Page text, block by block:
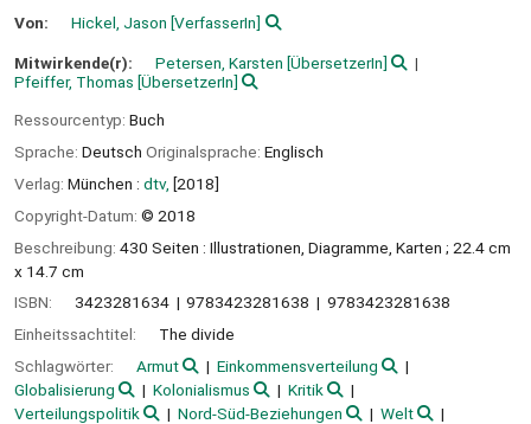
Von: Hickel, Jason [VerfasserIn]
Mitwirkende(r): Petersen, Karsten [ÜbersetzerIn]
Pfeiffer, Thomas [ÜbersetzerIn]
Ressourcentyp: Buch
Sprache: Deutsch Originalsprache: Englisch
Verlag: München : dtv, [2018]
Copyright-Datum: © 2018
Beschreibung: 430 Seiten : Illustrationen, Diagramme, Karten ; 22.4 cm
x 14.7 cm
ISBN:
3423281634 9783423281638
9783423281638
Einheitssachtitel:
The divide
Schlagwörter:
Armut
Einkommensverteilung
Globalisierung
Kolonialismus
Kritik
Verteilungspolitik
Nord-Süd-Beziehungen
Welt